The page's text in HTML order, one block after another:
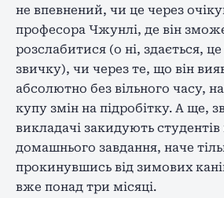
не впевнений, чи це через
професора Чжунлі, де він
розслабитися (о ні, здається,
звичку), чи через те, що він
абсолютно без вільного часу,
купу змін на підробітку. А ще,
викладачі закидують
домашнього завдання, наче
прокинувшись від зимових
вже понад три місяці.